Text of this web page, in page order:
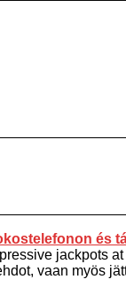
és
jackpots at
vaan myös